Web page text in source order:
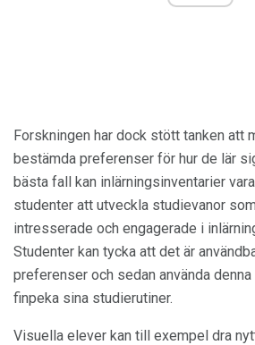
Forskningen har dock stött tanken att
bestämda preferenser för hur de lär
bästa fall kan inlärningsinventarier
studenter att utveckla studievanor
intresserade och engagerade i
Studenter kan tycka att det är
preferenser och sedan använda
finpeka sina studierutiner.
Visuella elever kan till exempel dra